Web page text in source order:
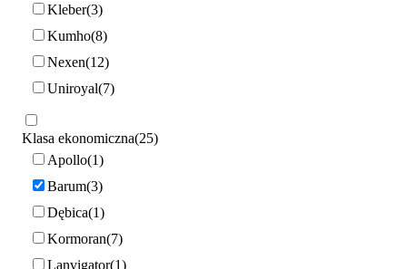
Kleber 3
Kumho 8
Nexen 12
Uniroyal 7
Klasa ekonomiczna 25
Apollo 1
Barum 3
Dębica 1
Kormoran 7
Lanvigator 1